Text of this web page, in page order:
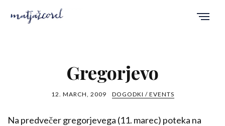
Gregorjevo
12. MARCH, 2009 DOGODKI / EVENTS
Na predvečer gregorjevega (11. marec) poteka na